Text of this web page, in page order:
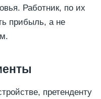
Работник, по их
прибыль, а не
претенденту